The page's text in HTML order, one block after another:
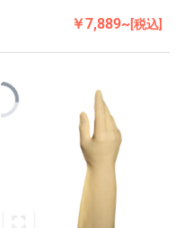
￥7,889~[税込]